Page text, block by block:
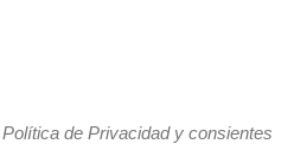
de Privacidad y consientes